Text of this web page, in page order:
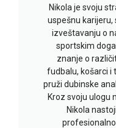
Nikola je svoju
uspešnu karijeru,
izveštavanju o
sportskim
znanje o
fudbalu, košarci i
pruži dubinske
Kroz svoju ulogu
Nikola